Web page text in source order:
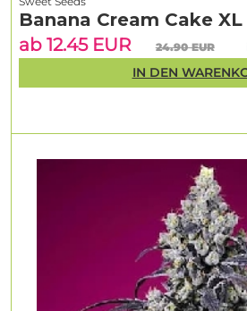
Banana Cream Cake
ab 12.45 EUR
24.90 EUR
IN DEN